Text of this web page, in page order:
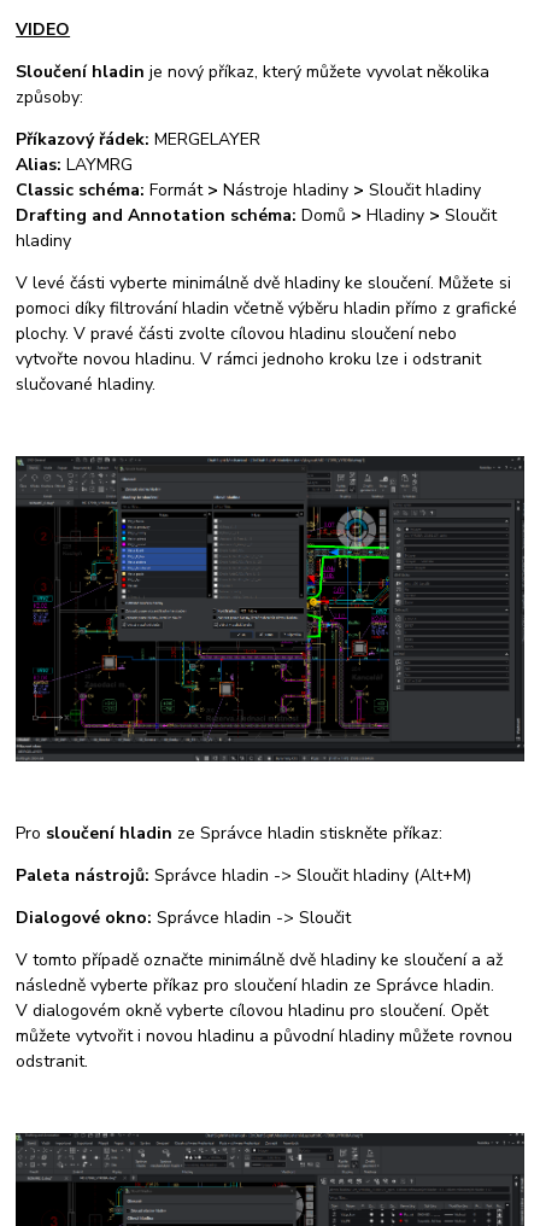
VIDEO
Sloučení hladin je nový příkaz, který můžete vyvolat několika
způsoby:
Příkazový řádek: MERGELAYER
Alias: LAYMRG
Classic schéma: Formát > Nástroje hladiny > Sloučit hladiny
Drafting and Annotation schéma: Domů > Hladiny > Sloučit
hladiny
V levé části vyberte minimálně dvě hladiny ke sloučení. Můžete si
pomoci díky filtrování hladin včetně výběru hladin přímo z grafické
plochy. V pravé části zvolte cílovou hladinu sloučení nebo
vytvořte novou hladinu. V rámci jednoho kroku lze i odstranit
slučované hladiny.
Pro sloučení hladin ze Správce hladin stiskněte příkaz:
Paleta nástrojů: Správce hladin -> Sloučit hladiny (Alt+M)
Dialogové okno: Správce hladin -> Sloučit
V tomto případě označte minimálně dvě hladiny ke sloučení a až
následně vyberte příkaz pro sloučení hladin ze Správce hladin.
V dialogovém okně vyberte cílovou hladinu pro sloučení. Opět
můžete vytvořit i novou hladinu a původní hladiny můžete rovnou
odstranit.